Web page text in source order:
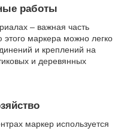
работы
– важная часть
маркера можно легко
и креплений на
и деревянных
маркер используется